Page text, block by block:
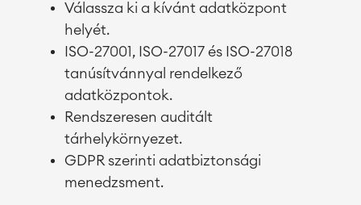
Válassza ki a kívánt adatközpont
helyét.
ISO-27001, ISO-27017 és ISO-27018
tanúsítvánnyal rendelkező
adatközpontok.
Rendszeresen auditált
tárhelykörnyezet.
GDPR szerinti adatbiztonsági
menedzsment.